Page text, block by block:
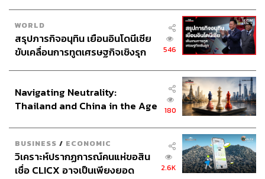
WORLD
สรุปภารกิจอนุทิน เยือนอินโดนีเซีย
ขับเคลื่อนการทูตเศรษฐกิจเชิงรุก
546
Navigating Neutrality:
Thailand and China in the Age
180
BUSINESS / ECONOMIC
วิเคราะห์ปรากฏการณ์คนแห่ขอสิน
เชื่อ CLICX อาจเป็นเพียงยอด
2.6K